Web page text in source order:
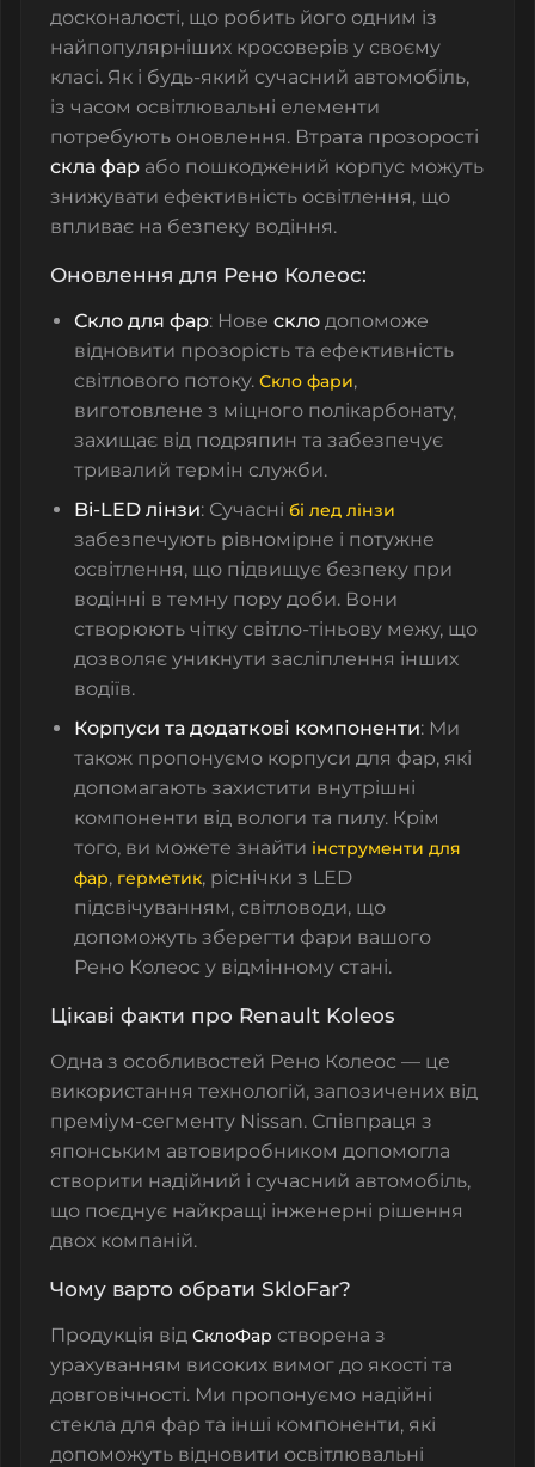
досконалості, що робить його одним із
найпопулярніших кросоверів у своєму
класі. Як і будь-який сучасний автомобіль,
із часом освітлювальні елементи
потребують оновлення. Втрата прозорості
скла фар або пошкоджений корпус можуть
знижувати ефективність освітлення, що
впливає на безпеку водіння.
Оновлення для Рено Колеос:
Скло для фар: Нове скло допоможе
відновити прозорість та ефективність
світлового потоку. Скло фари,
виготовлене з міцного полікарбонату,
захищає від подряпин та забезпечує
тривалий термін служби.
Bi-LED лінзи: Сучасні бі лед лінзи
забезпечують рівномірне і потужне
освітлення, що підвищує безпеку при
водінні в темну пору доби. Вони
створюють чітку світло-тіньову межу, що
дозволяє уникнути засліплення інших
водіїв.
Корпуси та додаткові компоненти: Ми
також пропонуємо корпуси для фар, які
допомагають захистити внутрішні
компоненти від вологи та пилу. Крім
того, ви можете знайти інструменти для
фар, герметик, ріснічки з LED
підсвічуванням, світловоди, що
допоможуть зберегти фари вашого
Рено Колеос у відмінному стані.
Цікаві факти про Renault Koleos
Одна з особливостей Рено Колеос — це
використання технологій, запозичених від
преміум-сегменту Nissan. Співпраця з
японським автовиробником допомогла
створити надійний і сучасний автомобіль,
що поєднує найкращі інженерні рішення
двох компаній.
Чому варто обрати SkloFar?
Продукція від СклоФар створена з
урахуванням високих вимог до якості та
довговічності. Ми пропонуємо надійні
стекла для фар та інші компоненти, які
допоможуть відновити освітлювальні